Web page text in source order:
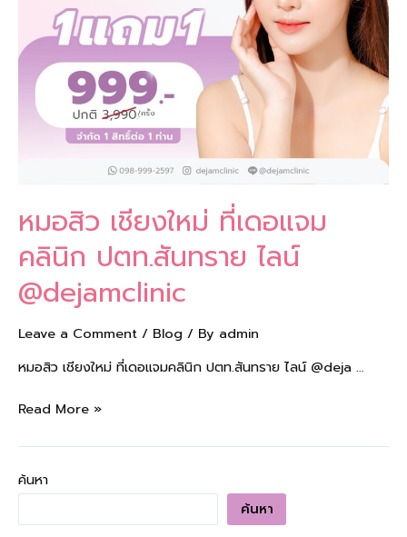
ค้นหา
ค้นหา
หมอสิว เชียงใหม่ ที่เดอแจม
คลินิก ปตท.สันทราย ไลน์
@dejamclinic
Leave a Comment / Blog / By admin
หมอสิว เชียงใหม่ ที่เดอแจมคลินิก ปตท.สันทราย ไลน์ @deja …
@dejamclinic
Read More »